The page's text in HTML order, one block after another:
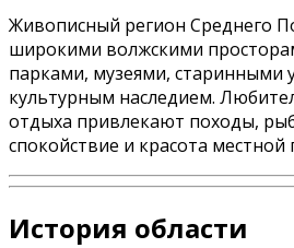
Живописный регион Среднего
широкими волжскими
парками, музеями, старинными
культурным наследием.
отдыха привлекают походы,
спокойствие и красота
История области